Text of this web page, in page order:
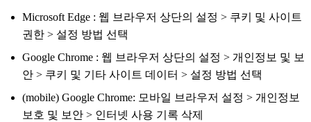
Microsoft Edge : 웹 브라우저 상단의 설정 > 쿠키 및 사이트
권한 > 설정 방법 선택
Google Chrome : 웹 브라우저 상단의 설정 > 개인정보 및 보
안 > 쿠키 및 기타 사이트 데이터 > 설정 방법 선택
(mobile) Google Chrome: 모바일 브라우저 설정 > 개인정보
보호 및 보안 > 인터넷 사용 기록 삭제